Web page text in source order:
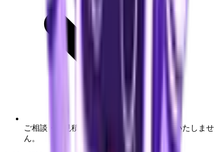
ご相談・お見積もりは無料。無理な営業はいたしませ
ん。